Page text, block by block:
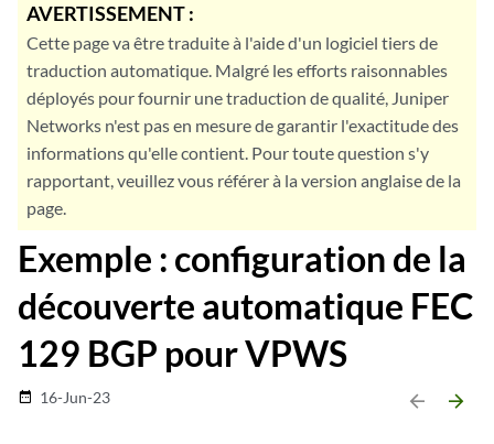
AVERTISSEMENT :
Cette page va être traduite à l'aide d'un logiciel tiers de
traduction automatique. Malgré les efforts raisonnables
déployés pour fournir une traduction de qualité, Juniper
Networks n'est pas en mesure de garantir l'exactitude des
informations qu'elle contient. Pour toute question s'y
rapportant, veuillez vous référer à la version anglaise de la
page.
Exemple : configuration de la
découverte automatique FEC
129 BGP pour VPWS
date_range 16-Jun-23 arrow_backward arrow_forward